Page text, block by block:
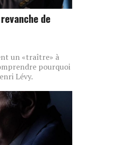
de
un «traître» à
pourquoi
Lévy.